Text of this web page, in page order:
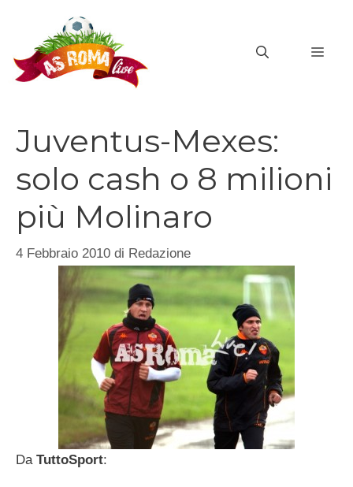
contenuto
Juventus-Mexes:
solo cash o 8 milioni
più Molinaro
4 Febbraio 2010 di Redazione
Da TuttoSport: